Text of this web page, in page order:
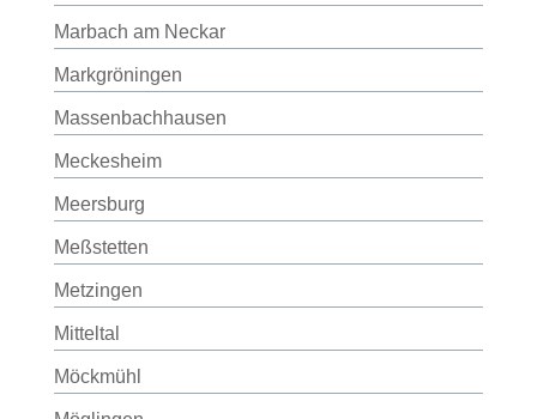
Marbach am Neckar
Markgröningen
Massenbachhausen
Meckesheim
Meersburg
Meßstetten
Metzingen
Mitteltal
Möckmühl